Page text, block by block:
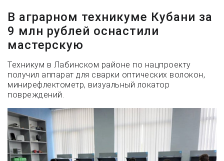
В аграрном техникуме Кубани за
9 млн рублей оснастили
мастерскую
Техникум в Лабинском районе по нацпроекту
получил аппарат для сварки оптических волокон,
минирефлектометр, визуальный локатор
повреждений.